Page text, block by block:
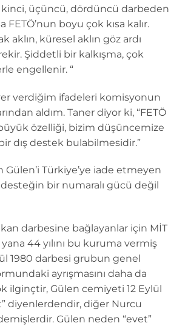
İkinci, üçüncü, dördüncü darbeden
FETÖ’nun boyu çok kısa kalır.
aklın, küresel aklın göz ardı
Şiddetli bir kalkışma, çok
engellenir. “
verdiğim ifadeleri komisyonun
aldım. Taner diyor ki, “FETÖ
özelliği, bizim düşüncemize
dış destek bulabilmesidir.”
Gülen’i Türkiye’ye iade etmeyen
bir numaralı gücü değil
darbesine bağlayanlar için MİT
yana 44 yılını bu kuruma vermiş
1980 darbesi grubun genel
ayrışmasını daha da
ilginçtir, Gülen cemiyeti 12 Eylül
diyenlerdendir, diğer Nurcu
Gülen neden “evet”